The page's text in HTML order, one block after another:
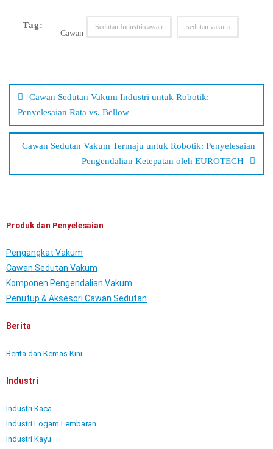
Tag:
Cawan
Sedutan Industri cawan sedutan vakum
Cawan Sedutan Vakum Industri untuk Robotik:
Penyelesaian Rata vs. Bellow
Cawan Sedutan Vakum Termaju untuk Robotik: Penyelesaian
Pengendalian Ketepatan oleh EUROTECH
Produk dan Penyelesaian
Pengangkat Vakum
Cawan Sedutan Vakum
Komponen Pengendalian Vakum
Penutup & Aksesori Cawan Sedutan
Berita
Berita dan Kemas Kini
Industri
Industri Kaca
Industri Logam Lembaran
Industri Kayu